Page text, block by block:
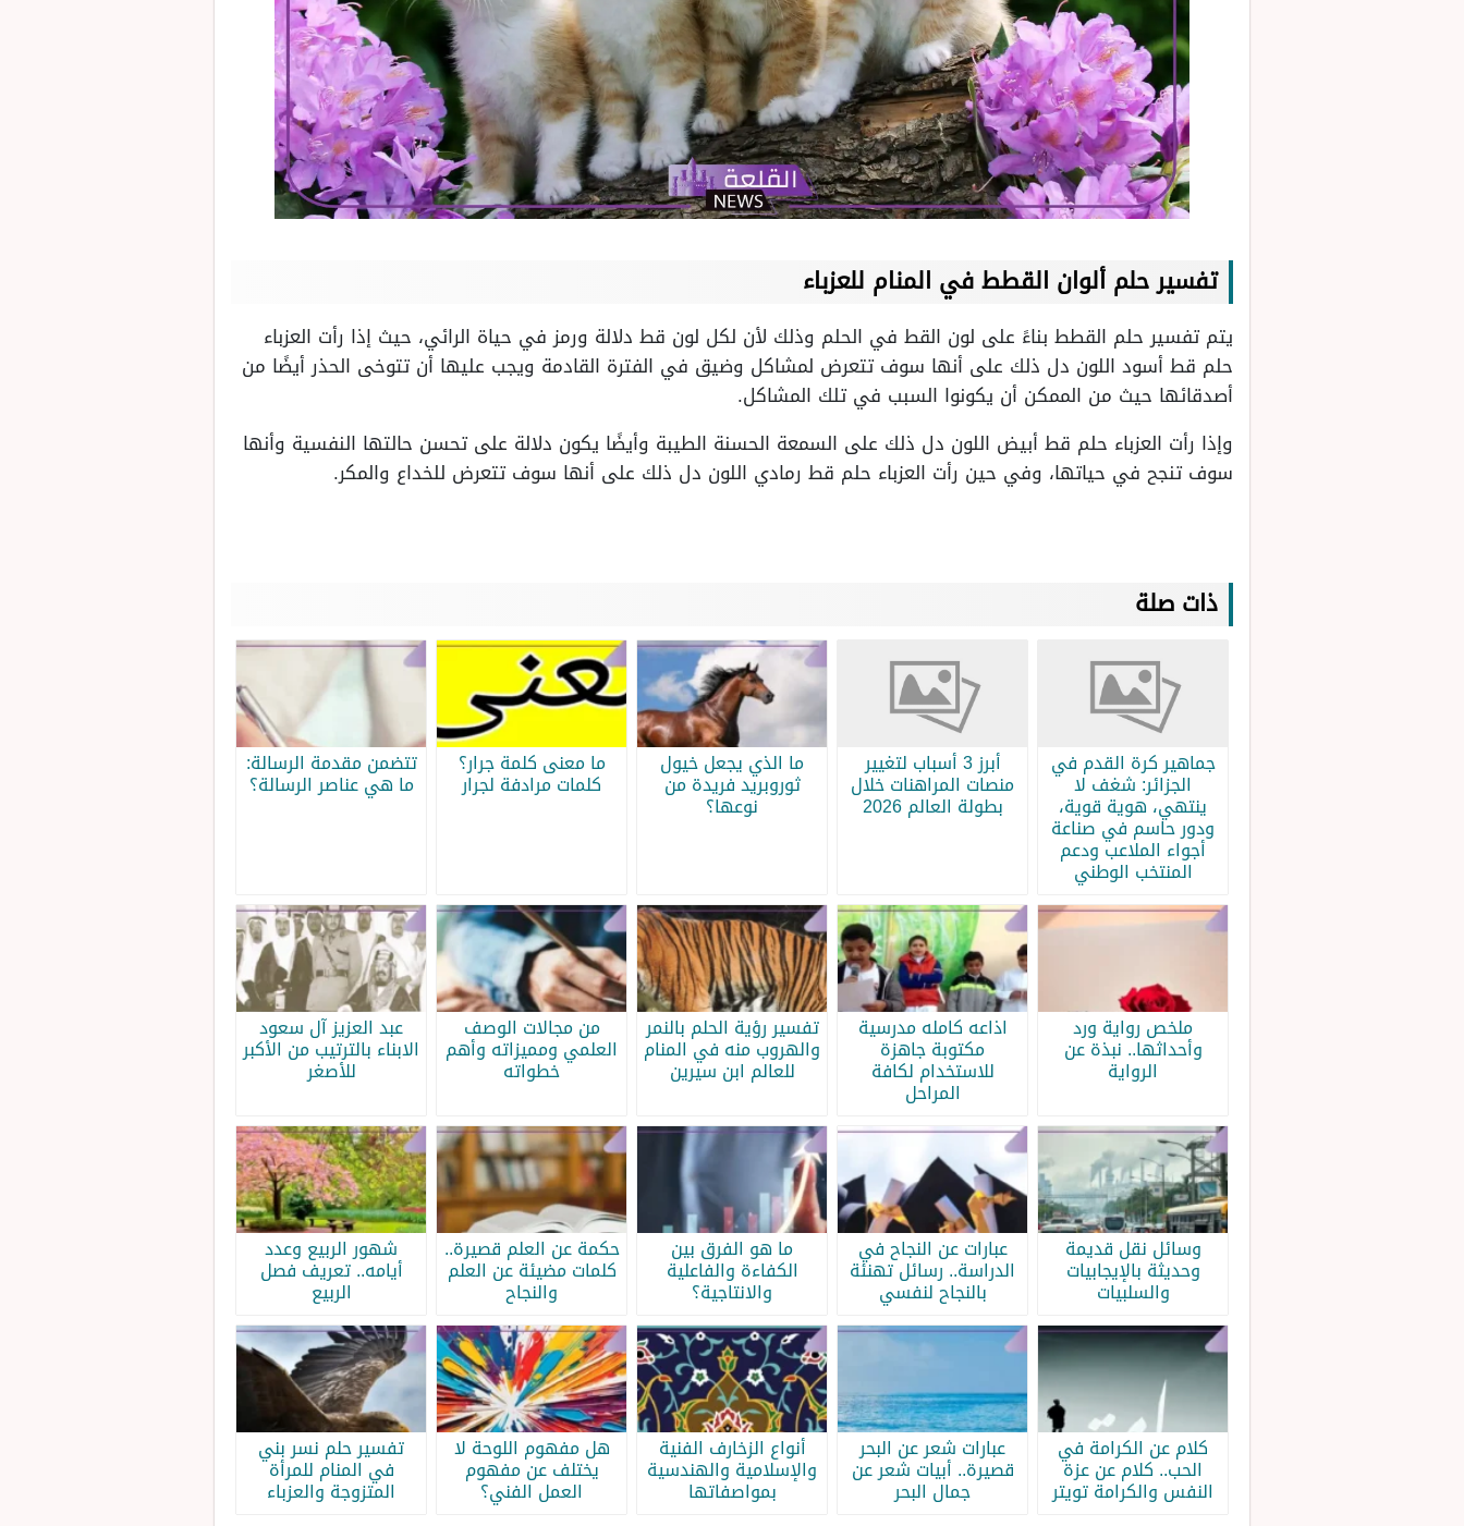
تفسير حلم ألوان القطط في المنام للعزباء
يتم تفسير حلم القطط بناءً على لون القط في الحلم وذلك لأن لكل لون قط دلالة ورمز في حياة الرائي، حيث إذا رأت العزباء
حلم قط أسود اللون دل ذلك على أنها سوف تتعرض لمشاكل وضيق في الفترة القادمة ويجب عليها أن تتوخى الحذر أيضًا من
أصدقائها حيث من الممكن أن يكونوا السبب في تلك المشاكل.
وإذا رأت العزباء حلم قط أبيض اللون دل ذلك على السمعة الحسنة الطيبة وأيضًا يكون دلالة على تحسن حالتها النفسية وأنها
سوف تنجح في حياتها، وفي حين رأت العزباء حلم قط رمادي اللون دل ذلك على أنها سوف تتعرض للخداع والمكر.
ذات صلة
جماهير كرة القدم في
الجزائر: شغف لا
ينتهي، هوية قوية،
ودور حاسم في صناعة
أجواء الملاعب ودعم
المنتخب الوطني
أبرز 3 أسباب لتغيير
منصات المراهنات خلال
بطولة العالم 2026
ما الذي يجعل خيول
ثوروبريد فريدة من
نوعها؟
ما معنى كلمة جرار؟
كلمات مرادفة لجرار
تتضمن مقدمة الرسالة:
ما هي عناصر الرسالة؟
ملخص رواية ورد
وأحداثها.. نبذة عن
الرواية
اذاعه كامله مدرسية
مكتوبة جاهزة
للاستخدام لكافة
المراحل
تفسير رؤية الحلم بالنمر
والهروب منه في المنام
للعالم ابن سيرين
من مجالات الوصف
العلمي ومميزاته وأهم
خطواته
عبد العزيز آل سعود
الابناء بالترتيب من الأكبر
للأصغر
وسائل نقل قديمة
وحديثة بالإيجابيات
والسلبيات
عبارات عن النجاح في
الدراسة.. رسائل تهنئة
بالنجاح لنفسي
ما هو الفرق بين
الكفاءة والفاعلية
والانتاجية؟
حكمة عن العلم قصيرة..
كلمات مضيئة عن العلم
والنجاح
شهور الربيع وعدد
أيامه.. تعريف فصل
الربيع
كلام عن الكرامة في
الحب.. كلام عن عزة
النفس والكرامة تويتر
عبارات شعر عن البحر
قصيرة.. أبيات شعر عن
جمال البحر
أنواع الزخارف الفنية
والإسلامية والهندسية
بمواصفاتها
هل مفهوم اللوحة لا
يختلف عن مفهوم
العمل الفني؟
تفسير حلم نسر بني
في المنام للمرأة
المتزوجة والعزباء